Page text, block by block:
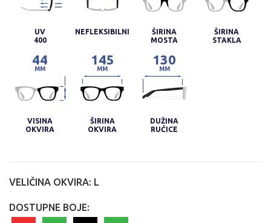
UV
400
NEFLEKSIBILNI
ŠIRINA
MOSTA
ŠIRINA
STAKLA
44
MM
VISINA
OKVIRA
145
MM
ŠIRINA
OKVIRA
130
MM
DUŽINA
RUČICE
VELIČINA OKVIRA: L
DOSTUPNE BOJE: